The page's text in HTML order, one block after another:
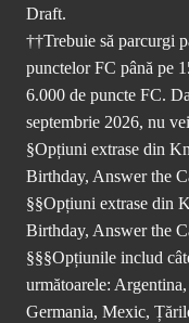
Draft.
††Trebuie să parcurgi
punctelor FC până pe
6.000 de puncte FC.
septembrie 2026, nu
§Opțiuni extrase din
Birthday, Answer the
§§Opțiuni extrase din
Birthday, Answer the
§§§Opțiunile includ
următoarele:
Germania, Mexic,